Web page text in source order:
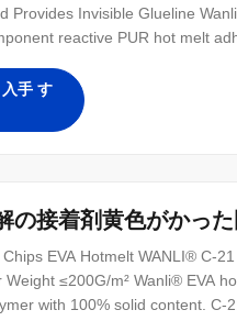
Provides Invisible Glueline
reactive PUR hot melt
手 す
の接着剤黄色がかっ
EVA Hotmelt WANLI® C-
≤200G/m² Wanli® EVA
with 100% solid content. C-